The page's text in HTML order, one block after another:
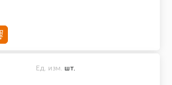
Ед. изм. шт.